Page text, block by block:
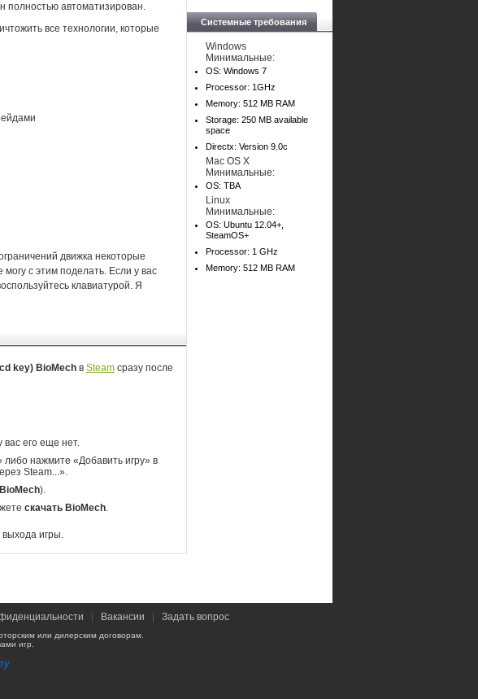
полностью автоматизирован.
все технологии, которые
движка некоторые
с этим поделать. Если у вас
клавиатурой. Я
key) BioMech в Steam сразу после
вас его еще нет.
либо нажмите «Добавить игру» в
Steam...».
).
скачать BioMech.
выхода игры.
Системные требования
Windows
Минимальные:
OS: Windows 7
Processor: 1GHz
Memory: 512 MB RAM
Storage: 250 MB available
space
Directx: Version 9.0c
Mac OS X
Минимальные:
OS: TBA
Linux
Минимальные:
OS: Ubuntu 12.04+,
SteamOS+
Processor: 1 GHz
Memory: 512 MB RAM
Вакансии Задать вопрос
или дилерским договорам.
игр.